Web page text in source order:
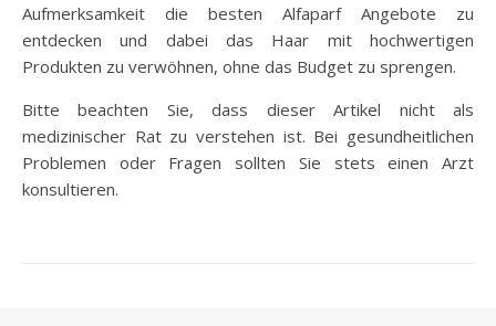
Aufmerksamkeit die besten Alfaparf Angebote zu
entdecken und dabei das Haar mit hochwertigen
Produkten zu verwöhnen, ohne das Budget zu sprengen.
Bitte beachten Sie, dass dieser Artikel nicht als
medizinischer Rat zu verstehen ist. Bei gesundheitlichen
Problemen oder Fragen sollten Sie stets einen Arzt
konsultieren.